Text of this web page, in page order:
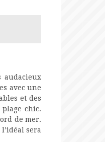
audacieux
avec une
et des
chic.
de mer.
sera